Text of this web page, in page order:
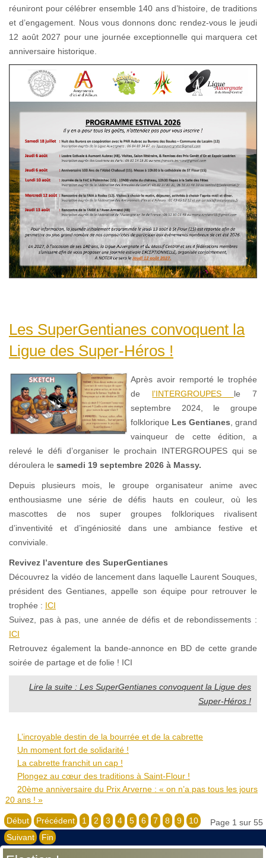
réuniront pour célébrer ensemble 140 ans d’histoire, de traditions
et d’engagement. Nous vous donnons donc rendez-vous le jeudi
12 août 2027 pour une journée exceptionnelle qui marquera cet
anniversaire historique.
Les SuperGentianes convoquent la
Ligue des Super-Héros !
Après avoir remporté le trophée
de l’INTERGROUPES le 7
septembre 2024, le groupe
folklorique Les Gentianes , grand
vainqueur de cette édition, a
relevé le défi d’organiser le prochain INTERGROUPES qui se
déroulera le samedi 19 septembre 2026 à Massy.
Depuis plusieurs mois, le groupe organisateur anime avec
enthousiasme une série de défis hauts en couleur, où les
mascottes de nos super groupes folkloriques rivalisent
d’inventivité et d’ingéniosité dans une ambiance festive et
conviviale.
Revivez l’aventure des SuperGentianes
Découvrez la vidéo de lancement dans laquelle Laurent Souques,
président des Gentianes, appelle son équipe pour retrouver le
trophée : ICI
Suivez, pas à pas, une année de défis et de rebondissements :
ICI
Retrouvez également la bande-annonce en BD de cette grande
soirée de partage et de folie ! ICI
Lire la suite : Les SuperGentianes convoquent la Ligue des
Super-Héros !
L’incroyable destin de la bourrée et de la cabrette
Un moment fort de solidarité !
La cabrette franchit un cap !
Plongez au cœur des traditions à Saint-Flour !
20ème anniversaire du Prix Arverne : « on n’a pas tous les jours
20 ans ! »
Page 1 sur 55
Début Précédent 1 2 3 4 5 6 7 8 9
10
Suivant
Fin